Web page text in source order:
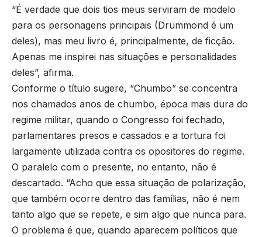
“É verdade que dois tios meus serviram de modelo
para os personagens principais (Drummond é um
deles), mas meu livro é, principalmente, de ficção.
Apenas me inspirei nas situações e personalidades
deles”, afirma.
Conforme o título sugere, “Chumbo” se concentra
nos chamados anos de chumbo, época mais dura do
regime militar, quando o Congresso foi fechado,
parlamentares presos e cassados e a tortura foi
largamente utilizada contra os opositores do regime.
O paralelo com o presente, no entanto, não é
descartado. “Acho que essa situação de polarização,
que também ocorre dentro das famílias, não é nem
tanto algo que se repete, e sim algo que nunca para.
O problema é que, quando aparecem políticos que